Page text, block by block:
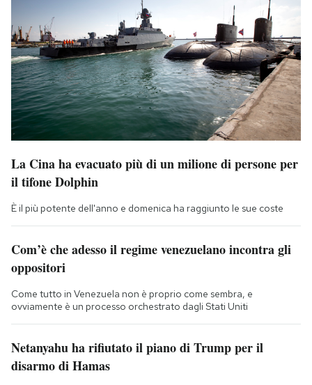
La Cina ha evacuato più di un milione di persone per
il tifone Dolphin
È il più potente dell'anno e domenica ha raggiunto le sue coste
Com’è che adesso il regime venezuelano incontra gli
oppositori
Come tutto in Venezuela non è proprio come sembra, e
ovviamente è un processo orchestrato dagli Stati Uniti
Netanyahu ha rifiutato il piano di Trump per il
disarmo di Hamas